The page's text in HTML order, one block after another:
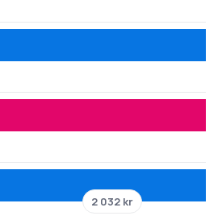
2 032 kr